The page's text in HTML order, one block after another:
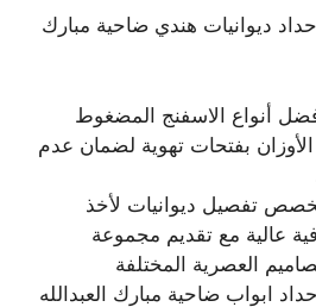
ديوانيات هندي ضاحية مبارك
أنواع الاسفنج المضغوط
بفتحات تهوية لضمان عدم
تفصيل ديوانيات لأخذ
عالية مع تقديم مجموعة
العصرية المختلفة
ابواب ضاحية مبارك العبدالله